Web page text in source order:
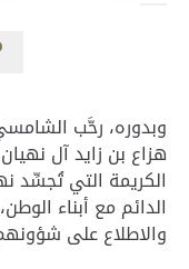
وبدوره، رحَّب
هزاع بن زايد آل
الكريمة التي تُجسِّد
الدائم مع أبناء
والاطلاع على